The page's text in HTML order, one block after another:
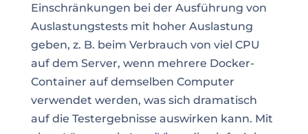
Einschränkungen bei der Ausführung von
Auslastungstests mit hoher Auslastung
geben, z. B. beim Verbrauch von viel CPU
auf dem Server, wenn mehrere Docker-
Container auf demselben Computer
verwendet werden, was sich dramatisch
auf die Testergebnisse auswirken kann. Mit